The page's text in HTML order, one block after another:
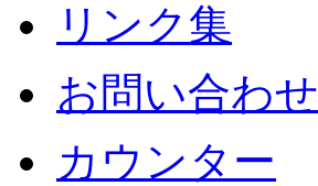
リンク集
お問い合わせ
カウンター